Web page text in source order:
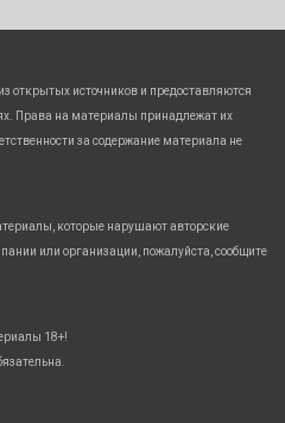
открытых источников и предоставляются
Права на материалы принадлежат их
за содержание материала не
которые нарушают авторские
или организации, пожалуйста, сообщите
18+!